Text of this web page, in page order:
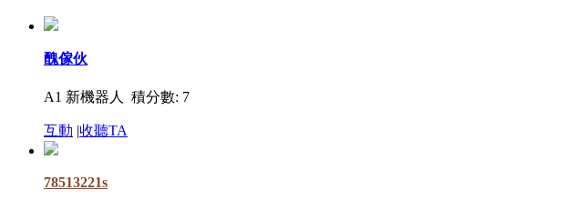
醜傢伙
A1 新機器人 積分數: 7
互動 |收聽TA
78513221s